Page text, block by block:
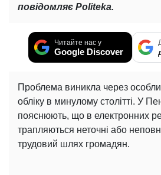
повідомляє Politeka.
Читайте нас у
Google Discover
Проблема виникла через
обліку в минулому столітті. У
пояснюють, що в електронних
трапляються неточні або
трудовий шлях громадян.